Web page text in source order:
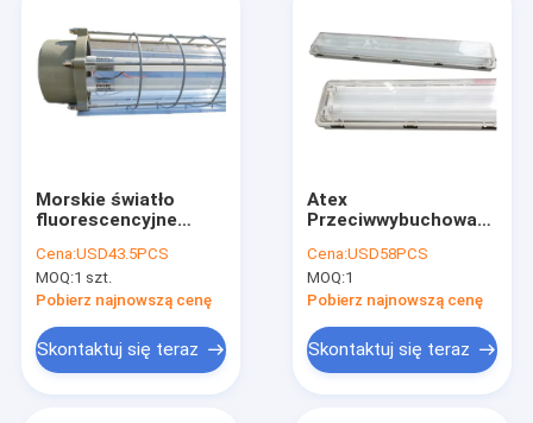
Morskie światło
fluorescencyjne
stopy 2 stopy 0,6 m
T8 Led Tube Light
Flameproof
Cena:USD43.5PCS
MOQ:1 szt.
Pobierz najnowszą cenę
Skontaktuj się teraz
Atex
Przeciwwybuchowa
fluorescencyjna T5
Led Tube Light 36 W
18 W IP66
Cena:USD58PCS
MOQ:1
Pobierz najnowszą cenę
Skontaktuj się teraz